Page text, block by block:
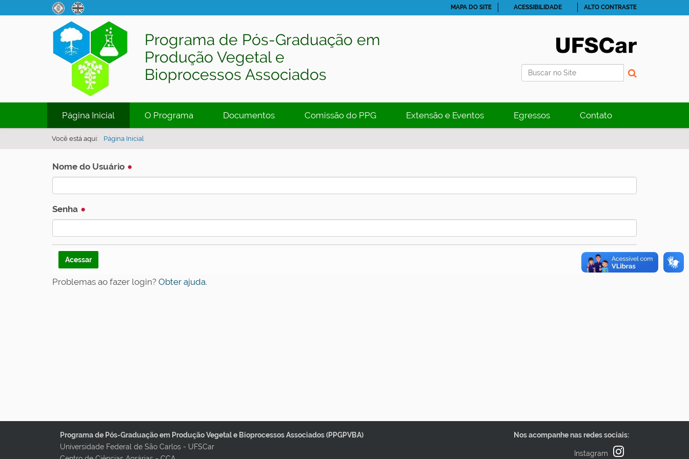
Programa de Pós-Graduação em
Produção Vegetal e
Bioprocessos Associados
Busca
MAPA DO SITE ACESSIBILIDADE ALTO CONTRASTE
Página Inicial O Programa Documentos Comissão do PPG Extensão e Eventos Egressos Contato
Você está aqui: Página Inicial
Nome do Usuário
Senha
Problemas ao fazer login? Obter ajuda.
Programa de Pós-Graduação em Produção Vegetal e Bioprocessos Associados (PPGPVBA)
Universidade Federal de São Carlos - UFSCar
Nos acompanhe nas redes sociais:
Instagram